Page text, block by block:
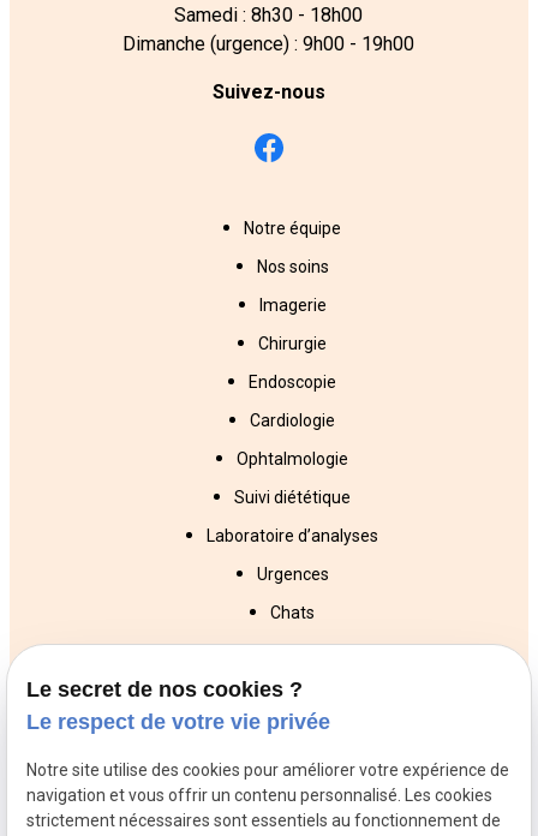
Samedi : 8h30 - 18h00
Dimanche (urgence) : 9h00 - 19h00
Suivez-nous
Notre équipe
Nos soins
Imagerie
Chirurgie
Endoscopie
Cardiologie
Ophtalmologie
Suivi diététique
Laboratoire d’analyses
Urgences
Chats
Chiens
NAC
Trappes
Poissy
Conflans St
Honorine
Le secret de nos cookies ?
Le respect de votre vie privée
Notre site utilise des cookies pour améliorer votre expérience de
navigation et vous offrir un contenu personnalisé. Les cookies
strictement nécessaires sont essentiels au fonctionnement de